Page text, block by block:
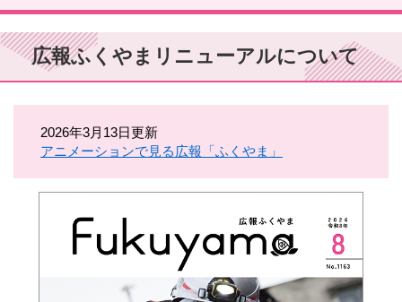
広報ふくやまリニューアルについて
2026年3月13日更新
アニメーションで見る広報「ふくやま」